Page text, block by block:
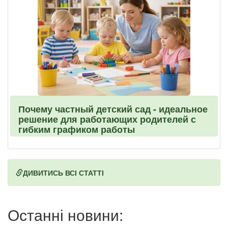
Почему частный детский сад - идеальное
решение для работающих родителей с
гибким графиком работы
ДИВИТИСЬ ВСІ СТАТТІ
Останні новини: